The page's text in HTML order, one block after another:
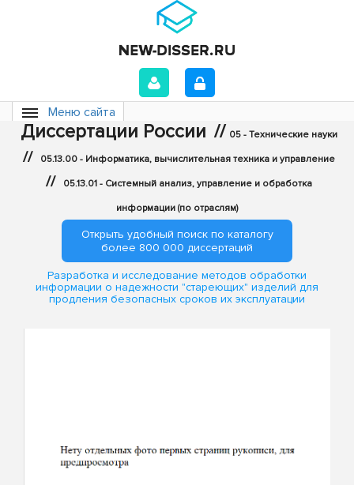
Меню сайта
Диссертации России // 05 - Технические науки
// 05.13.00 - Информатика, вычислительная техника и управление
// 05.13.01 - Системный анализ, управление и обработка
информации (по отраслям)
Открыть удобный поиск по каталогу
более 800 000 диссертаций
Разработка и исследование методов обработки
информации о надежности "стареющих" изделий для
продления безопасных сроков их эксплуатации